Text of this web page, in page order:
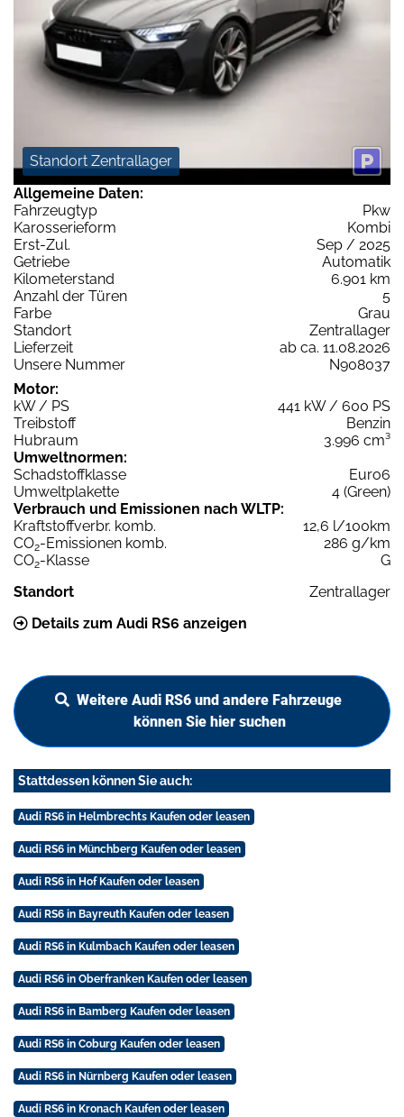
Standort Zentrallager
Allgemeine Daten:
Fahrzeugtyp
Pkw
Karosserieform
Kombi
Erst-Zul.
Sep / 2025
Getriebe
Automatik
Kilometerstand
6.901 km
Anzahl der Türen
5
Farbe
Grau
Standort
Zentrallager
Lieferzeit
ab ca. 11.08.2026
Unsere Nummer
N908037
Motor:
kW / PS
441 kW / 600 PS
Treibstoff
Benzin
Hubraum
3.996 cm³
Umweltnormen:
Schadstoffklasse
Euro6
Umweltplakette
4 (Green)
Verbrauch und Emissionen nach WLTP:
Kraftstoffverbr. komb.
12,6 l/100km
CO2-Emissionen komb.
286 g/km
CO2-Klasse
G
Standort
Zentrallager
Details zum Audi RS6 anzeigen
Weitere Audi RS6 und andere Fahrzeuge
können Sie hier suchen
Stattdessen können Sie auch:
Audi RS6 in Helmbrechts Kaufen oder leasen
Audi RS6 in Münchberg Kaufen oder leasen
Audi RS6 in Hof Kaufen oder leasen
Audi RS6 in Bayreuth Kaufen oder leasen
Audi RS6 in Kulmbach Kaufen oder leasen
Audi RS6 in Oberfranken Kaufen oder leasen
Audi RS6 in Bamberg Kaufen oder leasen
Audi RS6 in Coburg Kaufen oder leasen
Audi RS6 in Nürnberg Kaufen oder leasen
Audi RS6 in Kronach Kaufen oder leasen